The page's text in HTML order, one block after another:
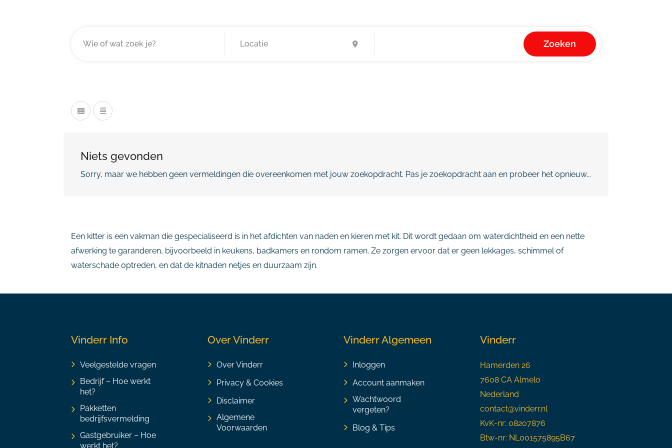
Zoeken
Niets gevonden
Sorry, maar we hebben geen vermeldingen die overeenkomen met jouw zoekopdracht. Pas je zoekopdracht aan en probeer het opnieuw...
Een kitter is een vakman die gespecialiseerd is in het afdichten van naden en kieren met kit. Dit wordt gedaan om waterdichtheid en een nette
afwerking te garanderen, bijvoorbeeld in keukens, badkamers en rondom ramen. Ze zorgen ervoor dat er geen lekkages, schimmel of
waterschade optreden, en dat de kitnaden netjes en duurzaam zijn.
Vinderr Info
Veelgestelde vragen
Bedrijf – Hoe werkt
het?
Pakketten
bedrijfsvermelding
Gastgebruiker – Hoe
werkt het?
Over Vinderr
Over Vinderr
Privacy & Cookies
Disclaimer
Algemene
Voorwaarden
Vinderr Algemeen
Inloggen
Account aanmaken
Wachtwoord
vergeten?
Blog & Tips
Vinderr
Hamerden 26
7608 CA Almelo
Nederland
contact@vinderr.nl
KvK-nr: 08207876
Btw-nr: NL001575895B67